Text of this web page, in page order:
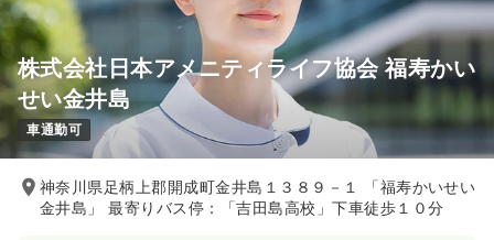
株式会社日本アメニティライフ協会 福寿かい
せい金井島
車通勤可
神奈川県足柄上郡開成町金井島１３８９－１ 「福寿かいせい
金井島」 最寄りバス停：「吉田島高校」下車徒歩１０分